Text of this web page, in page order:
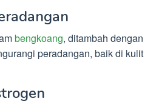
bengkoang, ditambah dengan
peradangan, baik di kulit